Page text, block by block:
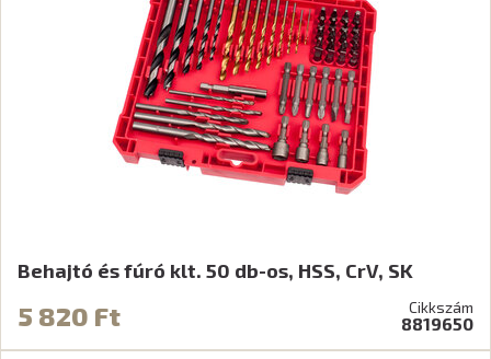
Behajtó és fúró klt. 50 db-os, HSS, CrV, SK
5 820 Ft Cikkszám
8819650